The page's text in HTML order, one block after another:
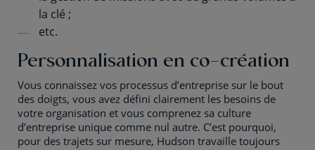
la clé ;
etc.
Personnalisation en co-création
Vous connaissez vos processus d’entreprise sur le bout
des doigts, vous avez défini clairement les besoins de
votre organisation et vous comprenez sa culture
d’entreprise unique comme nul autre. C’est pourquoi,
pour des trajets sur mesure, Hudson travaille toujours